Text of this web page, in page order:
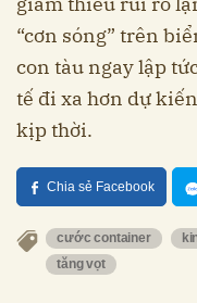
“cơn sóng” trên
con tàu ngay lập
tế đi xa hơn dự
kịp thời.
Chia sẻ Facebook
cước container
tăng vọt